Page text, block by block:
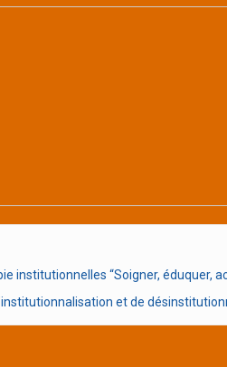
institutionnelles “Soigner, éduquer,
et de